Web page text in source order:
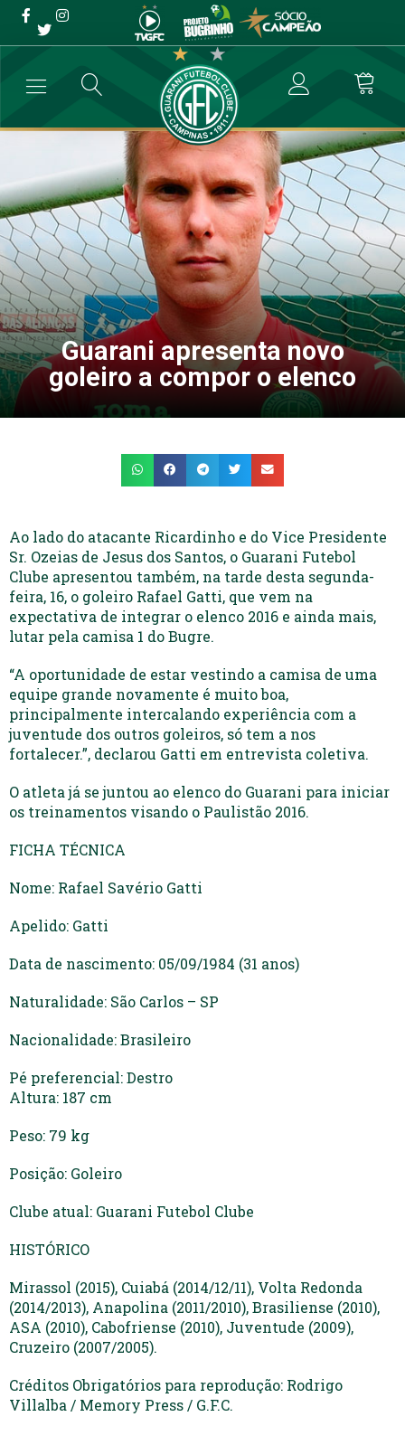
Guarani apresenta novo
goleiro a compor o elenco
Futebol Profissional → Guarani apresenta novo goleiro a compor
Guarani apresenta novo
goleiro a compor o elenco
Ao lado do atacante Ricardinho e do Vice Presidente
Sr. Ozeias de Jesus dos Santos, o Guarani Futebol
Clube apresentou também, na tarde desta segunda-
feira, 16, o goleiro Rafael Gatti, que vem na
expectativa de integrar o elenco 2016 e ainda mais,
lutar pela camisa 1 do Bugre.
“A oportunidade de estar vestindo a camisa de uma
equipe grande novamente é muito boa,
principalmente intercalando experiência com a
juventude dos outros goleiros, só tem a nos
fortalecer.”, declarou Gatti em entrevista coletiva.
O atleta já se juntou ao elenco do Guarani para iniciar
os treinamentos visando o Paulistão 2016.
FICHA TÉCNICA
Nome: Rafael Savério Gatti
Apelido: Gatti
Data de nascimento: 05/09/1984 (31 anos)
Naturalidade: São Carlos – SP
Nacionalidade: Brasileiro
Pé preferencial: Destro
Altura: 187 cm
Peso: 79 kg
Posição: Goleiro
Clube atual: Guarani Futebol Clube
HISTÓRICO
Mirassol (2015), Cuiabá (2014/12/11), Volta Redonda
(2014/2013), Anapolina (2011/2010), Brasiliense (2010),
ASA (2010), Cabofriense (2010), Juventude (2009),
Cruzeiro (2007/2005).
Créditos Obrigatórios para reprodução: Rodrigo
Villalba / Memory Press / G.F.C.